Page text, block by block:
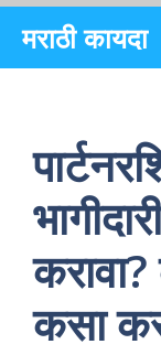
content
मराठी कायदा
कसा